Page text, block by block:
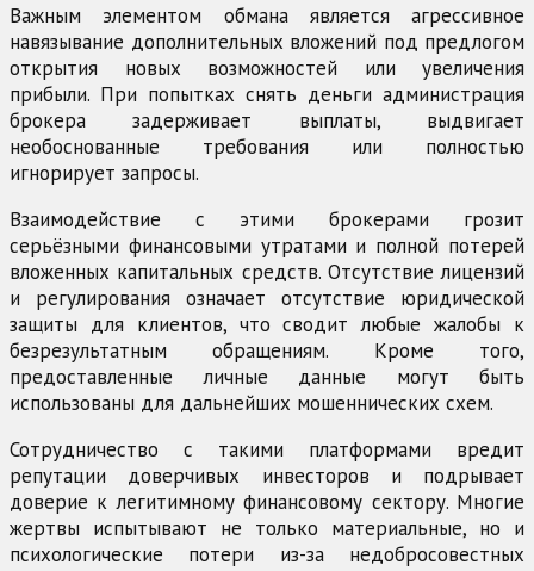
Важным элементом обмана является агрессивное
навязывание дополнительных вложений под предлогом
открытия новых возможностей или увеличения
прибыли. При попытках снять деньги администрация
брокера задерживает выплаты, выдвигает
необоснованные требования или полностью
игнорирует запросы.
Взаимодействие с этими брокерами грозит
серьёзными финансовыми утратами и полной потерей
вложенных капитальных средств. Отсутствие лицензий
и регулирования означает отсутствие юридической
защиты для клиентов, что сводит любые жалобы к
безрезультатным обращениям. Кроме того,
предоставленные личные данные могут быть
использованы для дальнейших мошеннических схем.
Сотрудничество с такими платформами вредит
репутации доверчивых инвесторов и подрывает
доверие к легитимному финансовому сектору. Многие
жертвы испытывают не только материальные, но и
психологические потери из-за недобросовестных